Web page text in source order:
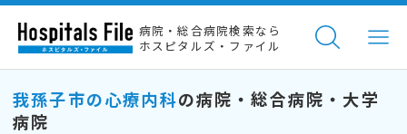
病院・総合病院検索なら
ホスピタルズ・ファイル
我孫子市の心療内科の病院・総合病院・大学
病院